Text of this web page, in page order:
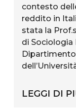
contesto
reddito in
stata la
di Sociologia
LEGGI DI